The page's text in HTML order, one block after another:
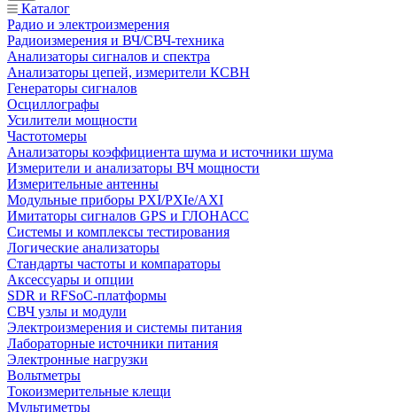
Каталог
Радио и электроизмерения
Радиоизмерения и ВЧ/СВЧ-техника
Анализаторы сигналов и спектра
Анализаторы цепей, измерители КСВН
Генераторы сигналов
Осциллографы
Усилители мощности
Частотомеры
Анализаторы коэффициента шума и источники шума
Измерители и анализаторы ВЧ мощности
Измерительные антенны
Модульные приборы PXI/PXIe/AXI
Имитаторы сигналов GPS и ГЛОНАСС
Системы и комплексы тестирования
Логические анализаторы
Стандарты частоты и компараторы
Аксессуары и опции
SDR и RFSoC‑платформы
СВЧ узлы и модули
Электроизмерения и системы питания
Лабораторные источники питания
Электронные нагрузки
Вольтметры
Токоизмерительные клещи
Мультиметры